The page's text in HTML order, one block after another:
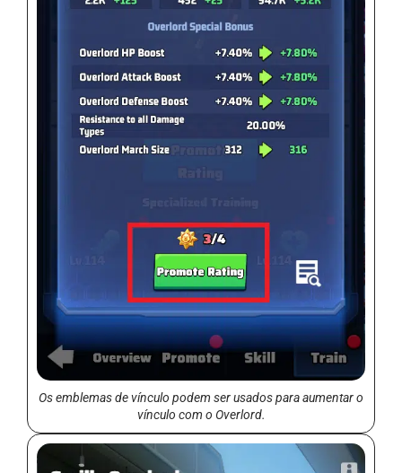
Os emblemas de vínculo podem ser usados para aumentar o
vínculo com o Overlord.